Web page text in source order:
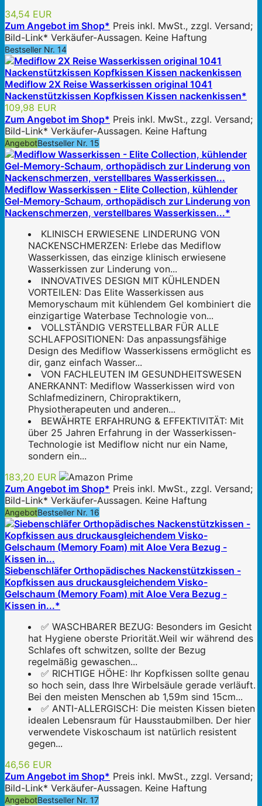
34,54 EUR
Zum Angebot im Shop* Preis inkl. MwSt., zzgl. Versand;
Bild-Link* Verkäufer-Aussagen. Keine Haftung
Bestseller Nr. 14
Mediflow 2X Reise Wasserkissen original 1041
Nackenstützkissen Kopfkissen Kissen nackenkissen*
109,98 EUR
Zum Angebot im Shop* Preis inkl. MwSt., zzgl. Versand;
Bild-Link* Verkäufer-Aussagen. Keine Haftung
AngebotBestseller Nr. 15
Mediflow Wasserkissen - Elite Collection, kühlender
Gel-Memory-Schaum, orthopädisch zur Linderung von
Nackenschmerzen, verstellbares Wasserkissen...*
KLINISCH ERWIESENE LINDERUNG VON
NACKENSCHMERZEN: Erlebe das Mediflow
Wasserkissen, das einzige klinisch erwiesene
Wasserkissen zur Linderung von...
INNOVATIVES DESIGN MIT KÜHLENDEN
VORTEILEN: Das Elite Wasserkissen aus
Memoryschaum mit kühlendem Gel kombiniert die
einzigartige Waterbase Technologie von...
VOLLSTÄNDIG VERSTELLBAR FÜR ALLE
SCHLAFPOSITIONEN: Das anpassungsfähige
Design des Mediflow Wasserkissens ermöglicht es
dir, ganz einfach Wasser...
VON FACHLEUTEN IM GESUNDHEITSWESEN
ANERKANNT: Mediflow Wasserkissen wird von
Schlafmedizinern, Chiropraktikern,
Physiotherapeuten und anderen...
BEWÄHRTE ERFAHRUNG & EFFEKTIVITÄT: Mit
über 25 Jahren Erfahrung in der Wasserkissen-
Technologie ist Mediflow nicht nur ein Name,
sondern ein...
183,20 EUR
Zum Angebot im Shop* Preis inkl. MwSt., zzgl. Versand;
Bild-Link* Verkäufer-Aussagen. Keine Haftung
AngebotBestseller Nr. 16
Siebenschläfer Orthopädisches Nackenstützkissen -
Kopfkissen aus druckausgleichendem Visko-
Gelschaum (Memory Foam) mit Aloe Vera Bezug -
Kissen in...*
✅ WASCHBARER BEZUG: Besonders im Gesicht
hat Hygiene oberste Priorität.Weil wir während des
Schlafes oft schwitzen, sollte der Bezug
regelmäßig gewaschen...
✅ RICHTIGE HÖHE: Ihr Kopfkissen sollte genau
so hoch sein, dass Ihre Wirbelsäule gerade verläuft.
Bei den meisten Menschen ab 1,59m sind 15cm...
✅ ANTI-ALLERGISCH: Die meisten Kissen bieten
idealen Lebensraum für Hausstaubmilben. Der hier
verwendete Viskoschaum ist natürlich resistent
gegen...
46,56 EUR
Zum Angebot im Shop* Preis inkl. MwSt., zzgl. Versand;
Bild-Link* Verkäufer-Aussagen. Keine Haftung
AngebotBestseller Nr. 17